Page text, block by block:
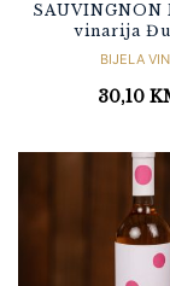
SAUVINGNON
vinarija
BIJELA
30,10